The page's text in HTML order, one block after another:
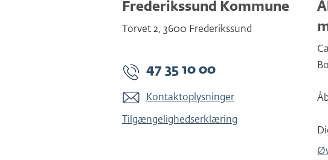
Frederikssund Kommune
Torvet 2, 3600 Frederikssund
47 35 10 00
Kontaktoplysninger
Tilgængelighedserklæring